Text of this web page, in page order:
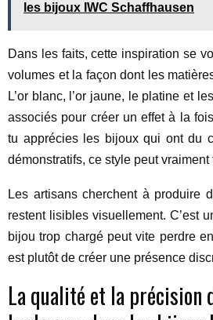
les bijoux IWC Schaffhausen
Dans les faits, cette inspiration se
volumes et la façon dont les
L’or blanc, l’or jaune, le platine et
associés pour créer un effet à la
tu apprécies les bijoux qui ont du
démonstratifs, ce style peut vraiment
Les artisans cherchent à produire
restent lisibles visuellement. C’est
bijou trop chargé peut vite perdre
est plutôt de créer une présence
La qualité et la précision